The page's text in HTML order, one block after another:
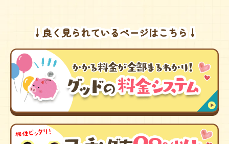
↓良く見られているページはこちら↓